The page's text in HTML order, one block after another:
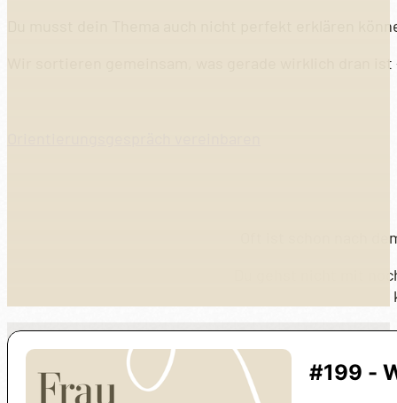
Du musst dein Thema auch nicht perfekt erklären
Wir sortieren gemeinsam, was gerade wirklich dran
Oft ist schon nach
Du gehst nicht mit